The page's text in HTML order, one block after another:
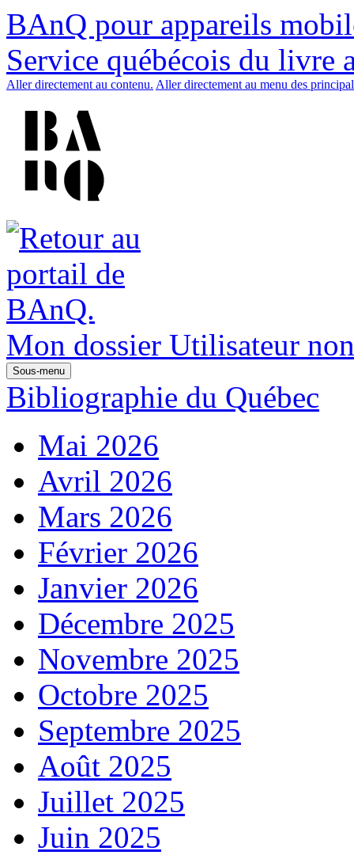
BAnQ pour appareils
Service québécois du livre
Aller directement au contenu. Aller directement au menu des
Mon dossier Utilisateur
Sous-menu
Bibliographie du Québec
Mai 2026
Avril 2026
Mars 2026
Février 2026
Janvier 2026
Décembre 2025
Novembre 2025
Octobre 2025
Septembre 2025
Août 2025
Juillet 2025
Juin 2025